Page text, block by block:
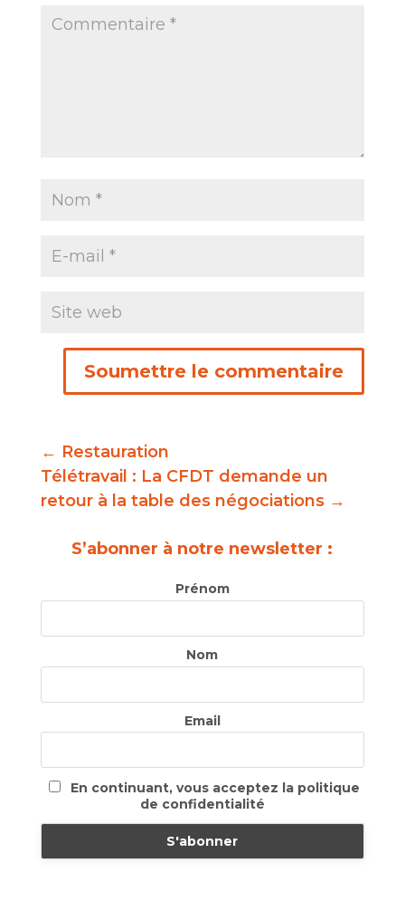
Soumettre le commentaire
← Restauration
Télétravail : La CFDT demande un
retour à la table des négociations→
S’abonner à notre newsletter :
Prénom
Nom
Email
En continuant, vous acceptez la politique
de confidentialité